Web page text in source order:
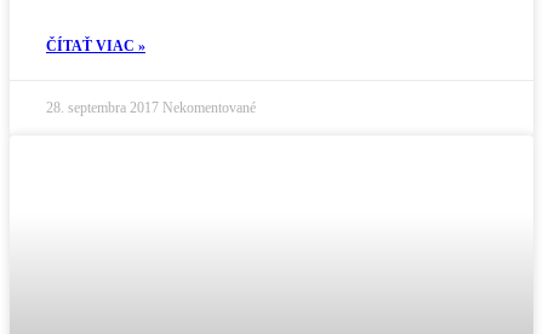
ČÍTAŤ VIAC »
28. septembra 2017 Nekomentované